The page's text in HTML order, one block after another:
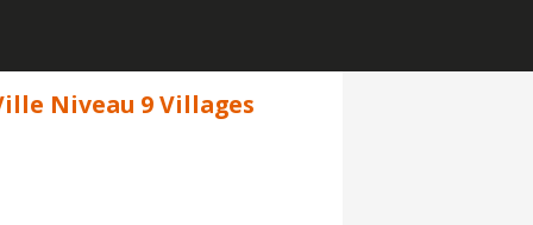
Niveau 9 Villages